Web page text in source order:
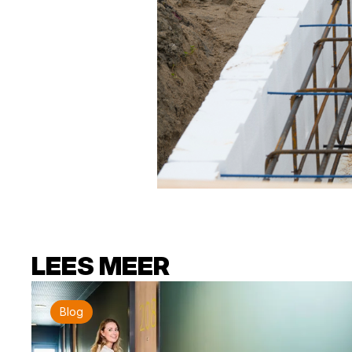
LEES MEER
Blog